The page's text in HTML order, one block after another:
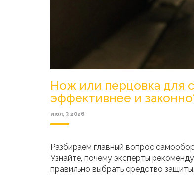
Нож или перцовка для
эффективнее и
июл, 3 2026
Разбираем главный вопрос
Узнайте, почему эксперты
правильно выбрать средство защиты.